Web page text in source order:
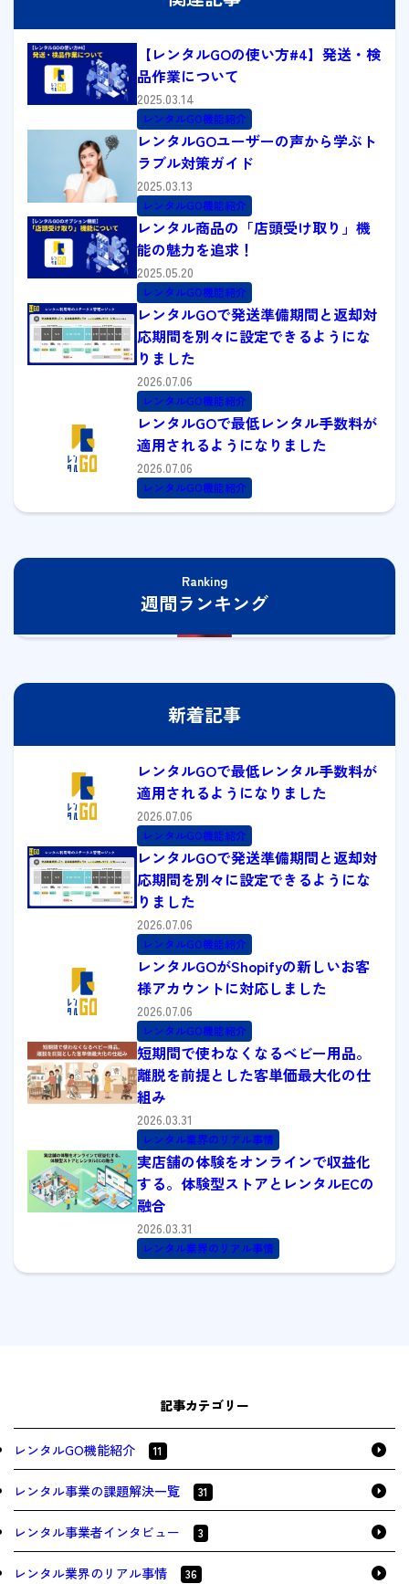
【レンタルGOの使い方#4】発送・検
品作業について
2025.03.14
レンタルGO機能紹介
レンタルGOユーザーの声から学ぶト
ラブル対策ガイド
2025.03.13
レンタルGO機能紹介
レンタル商品の「店頭受け取り」機
能の魅力を追求！
2025.05.20
レンタルGO機能紹介
レンタルGOで発送準備期間と返却対
応期間を別々に設定できるようにな
りました
2026.07.06
レンタルGO機能紹介
レンタルGOで最低レンタル手数料が
適用されるようになりました
2026.07.06
レンタルGO機能紹介
Ranking
週間ランキング
新着記事
レンタルGOで最低レンタル手数料が
適用されるようになりました
2026.07.06
レンタルGO機能紹介
レンタルGOで発送準備期間と返却対
応期間を別々に設定できるようにな
りました
2026.07.06
レンタルGO機能紹介
レンタルGOがShopifyの新しいお客
様アカウントに対応しました
2026.07.06
レンタルGO機能紹介
短期間で使わなくなるベビー用品。
離脱を前提とした客単価最大化の仕
組み
2026.03.31
レンタル業界のリアル事情
実店舗の体験をオンラインで収益化
する。体験型ストアとレンタルECの
融合
2026.03.31
レンタル業界のリアル事情
記事カテゴリー
レンタルGO機能紹介 11
レンタル事業の課題解決一覧 31
レンタル事業者インタビュー 3
レンタル業界のリアル事情 36